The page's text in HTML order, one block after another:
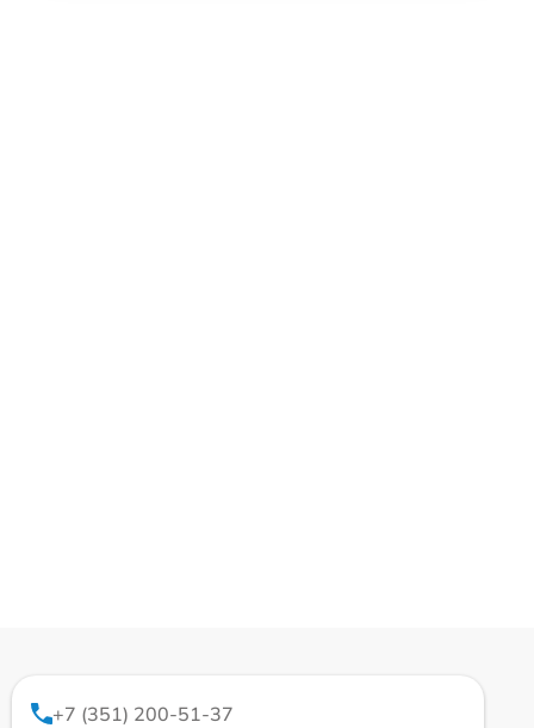
+7 (351) 200-51-37